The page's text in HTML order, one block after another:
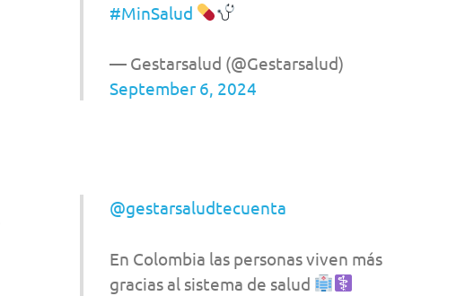
#MinSalud
— Gestarsalud (@Gestarsalud)
September 6, 2024
@gestarsaludtecuenta
En Colombia las personas viven más
gracias al sistema de salud